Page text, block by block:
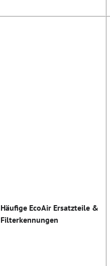
Häufige EcoAir Ersatzteile &
Filterkennungen